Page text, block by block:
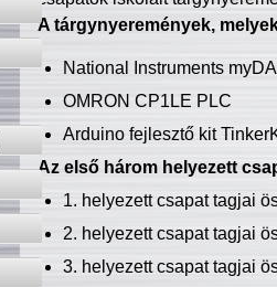
A tárgynyeremények,
National Instruments
OMRON CP1LE PLC
Arduino fejlesztő kit
Az első három helyezett
1. helyezett csapat tagjai
2. helyezett csapat tagjai
3. helyezett csapat tagjai